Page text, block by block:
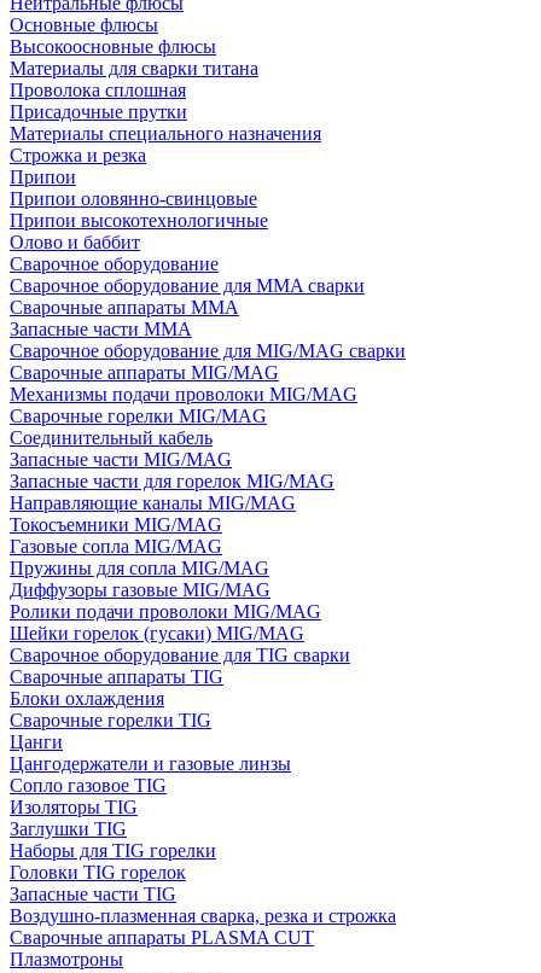
Основные флюсы
Высокоосновные флюсы
Материалы для сварки титана
Проволока сплошная
Присадочные прутки
Материалы специального назначения
Строжка и резка
Припои
Припои оловянно-свинцовые
Припои высокотехнологичные
Олово и баббит
Сварочное оборудование
Сварочное оборудование для MMA сварки
Сварочные аппараты MMA
Запасные части MMA
Сварочное оборудование для MIG/MAG сварки
Сварочные аппараты MIG/MAG
Механизмы подачи проволоки MIG/MAG
Сварочные горелки MIG/MAG
Соединительный кабель
Запасные части MIG/MAG
Запасные части для горелок MIG/MAG
Направляющие каналы MIG/MAG
Токосъемники MIG/MAG
Газовые сопла MIG/MAG
Пружины для сопла MIG/MAG
Диффузоры газовые MIG/MAG
Ролики подачи проволоки MIG/MAG
Шейки горелок (гусаки) MIG/MAG
Сварочное оборудование для TIG сварки
Сварочные аппараты TIG
Блоки охлаждения
Сварочные горелки TIG
Цанги
Цангодержатели и газовые линзы
Сопло газовое TIG
Изоляторы TIG
Заглушки TIG
Наборы для TIG горелки
Головки TIG горелок
Запасные части TIG
Воздушно-плазменная сварка, резка и строжка
Сварочные аппараты PLASMA CUT
Плазмотроны